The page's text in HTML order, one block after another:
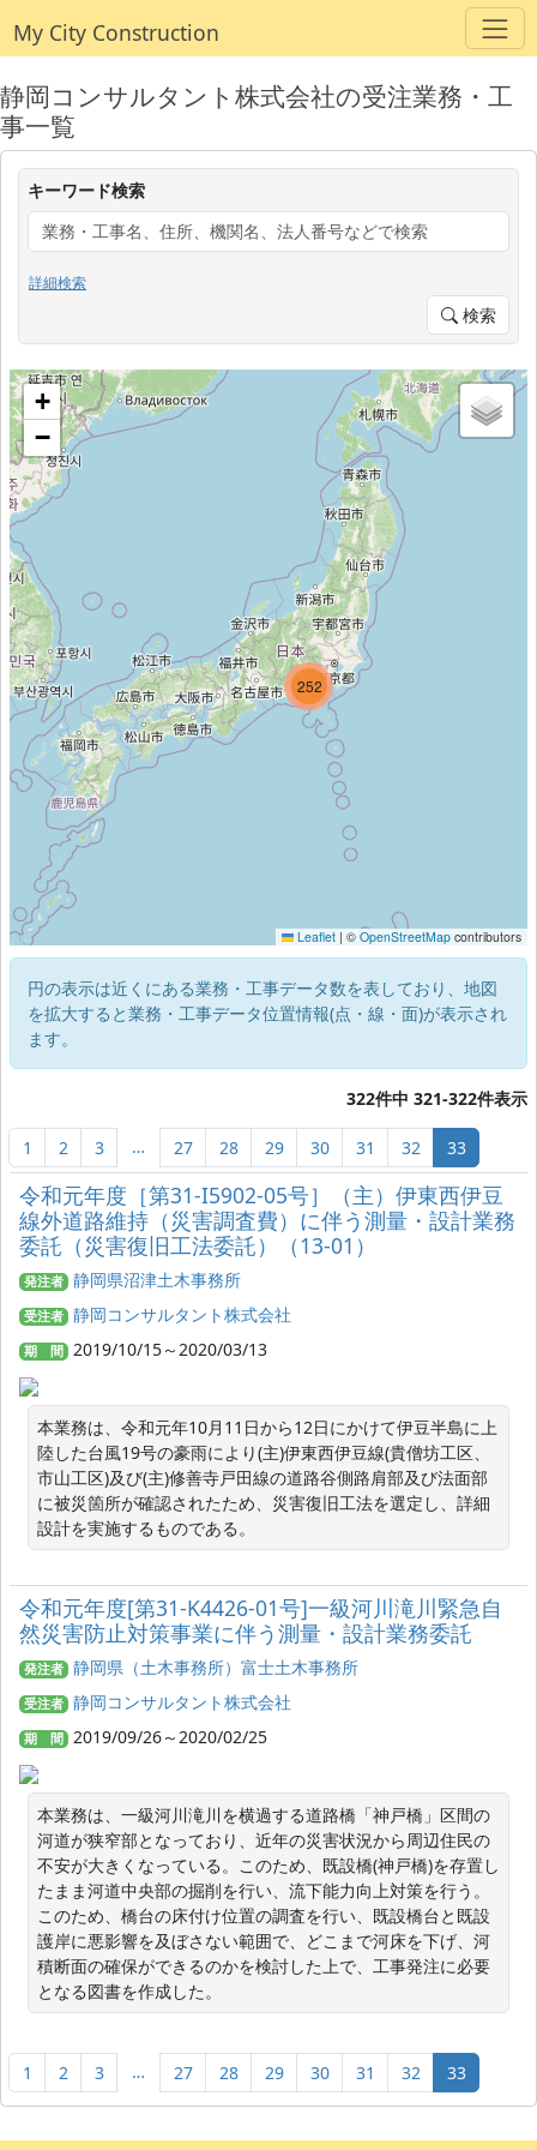
My City Construction
静岡コンサルタント株式会社の受注業務・工
事一覧
キーワード検索
詳細検索
検索
321
252
+
−
Leaflet | © OpenStreetMap contributors
円の表示は近くにある業務・工事データ数を表しており、地図
を拡大すると業務・工事データ位置情報(点・線・面)が表示され
ます。
322件中 321-322件表示
1 2 3 … 27 28 29 30 31 32 33
令和元年度［第31-I5902-05号］（主）伊東西伊豆
線外道路維持（災害調査費）に伴う測量・設計業務
委託（災害復旧工法委託）（13-01）
発注者 静岡県沼津土木事務所
受注者 静岡コンサルタント株式会社
期 間 2019/10/15～2020/03/13
本業務は、令和元年10月11日から12日にかけて伊豆半島に上
陸した台風19号の豪雨により(主)伊東西伊豆線(貴僧坊工区、
市山工区)及び(主)修善寺戸田線の道路谷側路肩部及び法面部
に被災箇所が確認されたため、災害復旧工法を選定し、詳細
設計を実施するものである。
令和元年度[第31-K4426-01号]一級河川滝川緊急自
然災害防止対策事業に伴う測量・設計業務委託
発注者 静岡県（土木事務所）富士土木事務所
受注者 静岡コンサルタント株式会社
期 間 2019/09/26～2020/02/25
本業務は、一級河川滝川を横過する道路橋「神戸橋」区間の
河道が狭窄部となっており、近年の災害状況から周辺住民の
不安が大きくなっている。このため、既設橋(神戸橋)を存置し
たまま河道中央部の掘削を行い、流下能力向上対策を行う。
このため、橋台の床付け位置の調査を行い、既設橋台と既設
護岸に悪影響を及ぼさない範囲で、どこまで河床を下げ、河
積断面の確保ができるのかを検討した上で、工事発注に必要
となる図書を作成した。
1 2 3 … 27 28 29 30 31 32 33